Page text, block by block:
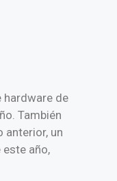
hardware de
También
anterior, un
año,